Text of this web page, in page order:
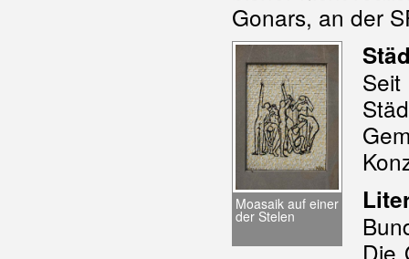
Gonars, an der
Moasaik auf einer
der Stelen
Die